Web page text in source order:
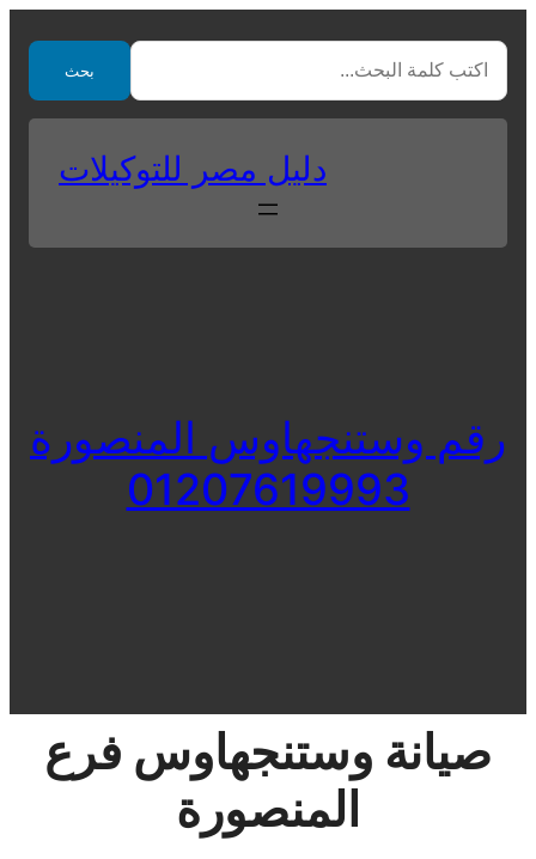
contentبحث
دليل مصر للتوكيلات
رقم وستنجهاوس المنصورة
01207619993
صيانة وستنجهاوس فرع
المنصورة